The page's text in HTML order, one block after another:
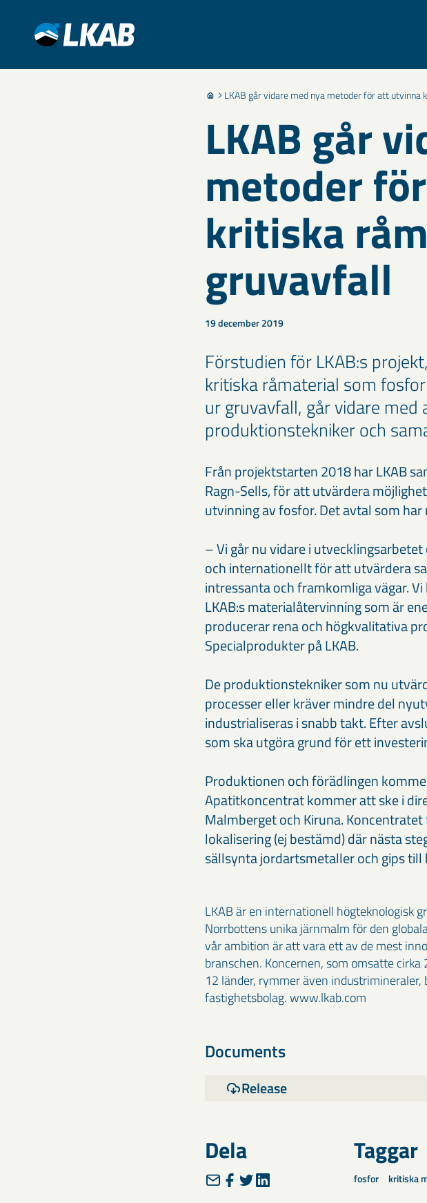
LKAB går vidare med nya metoder för att
LKAB går
metoder
kritiska
gruvavfall
19 december 2019
Förstudien för LKAB:s
kritiska råmaterial som
ur gruvavfall, går vidare
produktionstekniker och
Från projektstarten 2018 har LKAB
Ragn-Sells, för att utvärdera
utvinning av fosfor. Det avtal som
– Vi går nu vidare i
och internationellt för att utvärdera
intressanta och framkomliga vägar.
LKAB:s materialåtervinning som är
producerar rena och högkvalitativa
Specialprodukter på LKAB.
De produktionstekniker som nu
processer eller kräver mindre del
industrialiseras i snabb takt. Efter
som ska utgöra grund för ett
Produktionen och förädlingen
Apatitkoncentrat kommer att ske i
Malmberget och Kiruna.
lokalisering (ej bestämd) där nästa
sällsynta jordartsmetaller och gips
LKAB är en internationell högteknologisk
Norrbottens unika järnmalm för den
vår ambition är att vara ett av de mest
branschen. Koncernen, som omsatte
12 länder, rymmer även
fastighetsbolag. www.lkab.com
Documents
Release
Dela Taggar
fosfor kritiska